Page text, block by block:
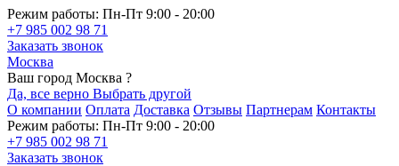
Режим работы: Пн-Пт 9:00 - 20:00
+7 985 002 98 71
Заказать звонок
Москва
Ваш город Москва ?
Да, все верно Выбрать другой
О компании Оплата Доставка Отзывы Партнерам Контакты
Режим работы: Пн-Пт 9:00 - 20:00
+7 985 002 98 71
Заказать звонок